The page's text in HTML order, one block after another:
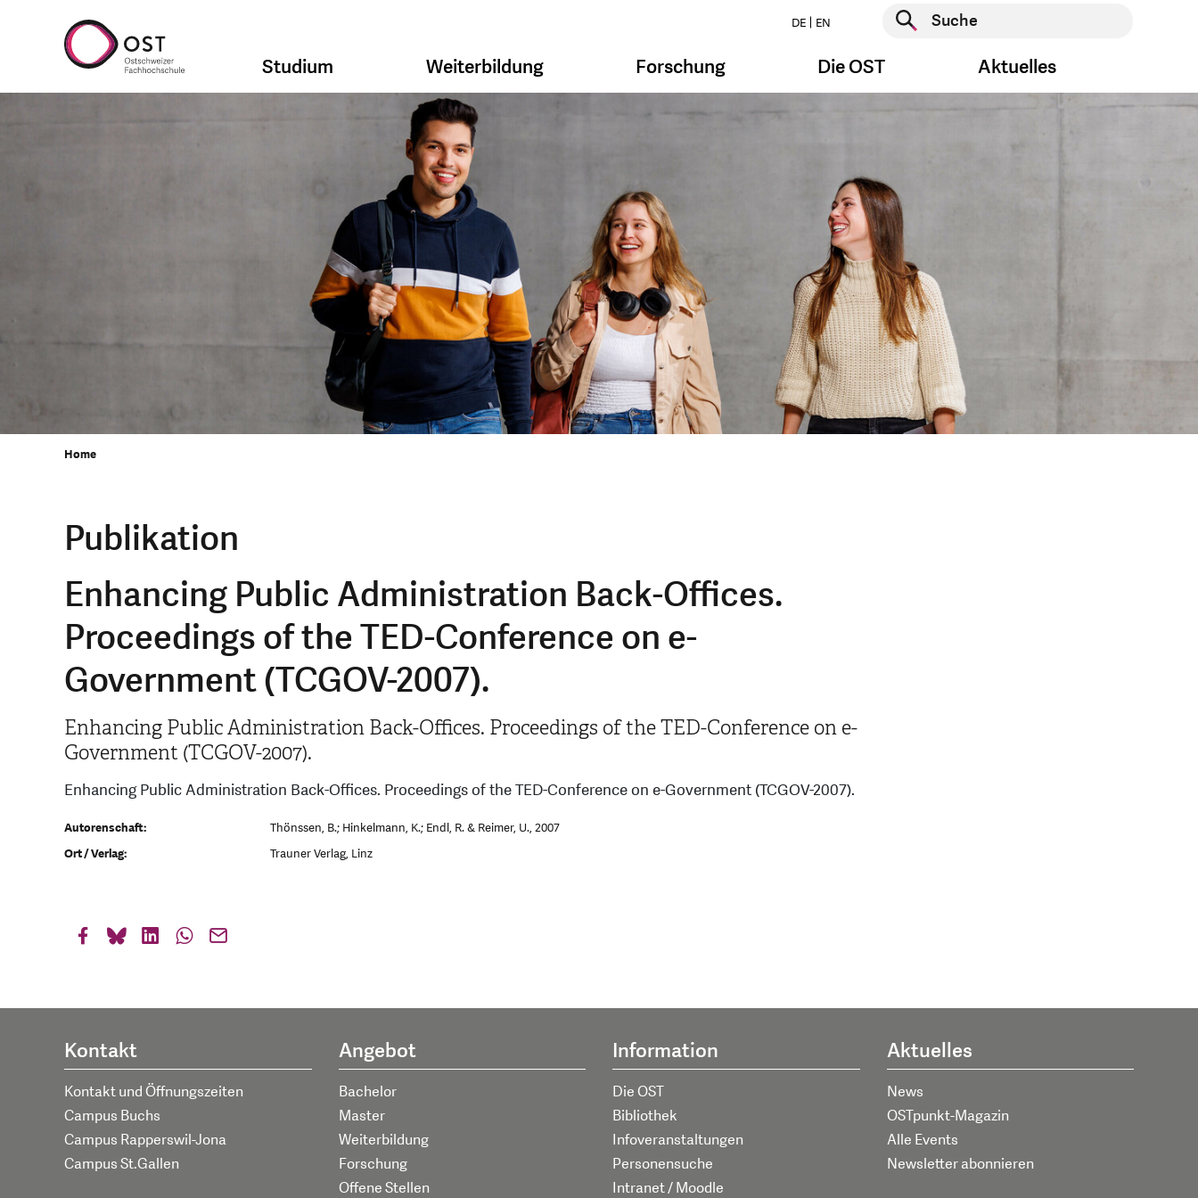
DE EN
Suche starten
Studium Weiterbildung Forschung Die OST Aktuelles
Home
Publikation
Enhancing Public Administration Back-Offices.
Proceedings of the TED-Conference on e-
Government (TCGOV-2007).
Enhancing Public Administration Back-Offices. Proceedings of the TED-Conference on e-
Government (TCGOV-2007).
Enhancing Public Administration Back-Offices. Proceedings of the TED-Conference on e-Government (TCGOV-2007).
Autorenschaft:
Thönssen, B.; Hinkelmann, K.; Endl, R. & Reimer, U., 2007
Ort / Verlag:
Trauner Verlag, Linz
Kontakt
Kontakt und Öffnungszeiten
Campus Buchs
Campus Rapperswil-Jona
Campus St.Gallen
Angebot
Bachelor
Master
Weiterbildung
Forschung
Offene Stellen
Information
Die OST
Bibliothek
Infoveranstaltungen
Personensuche
Intranet / Moodle
Aktuelles
News
OSTpunkt-Magazin
Alle Events
Newsletter abonnieren